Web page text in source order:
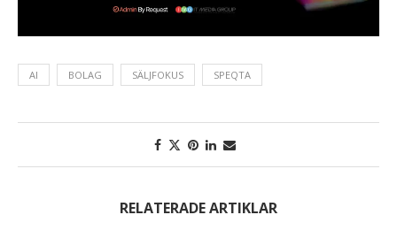
AI BOLAG SÄLJFOKUS SPEQTA
RELATERADE ARTIKLAR